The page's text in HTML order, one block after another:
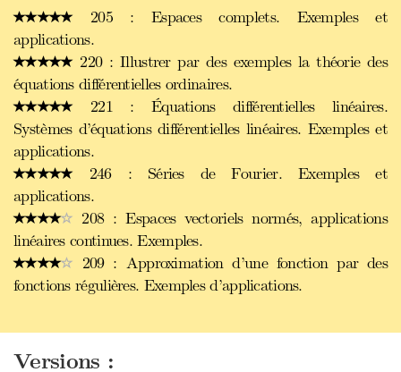
205 : Espaces complets. Exemples et
applications.
220 : Illustrer par des exemples la théorie des
équations différentielles ordinaires.
221 : Équations différentielles linéaires.
Systèmes d’équations différentielles linéaires. Exemples et
applications.
246 : Séries de Fourier. Exemples et
applications.
208 : Espaces vectoriels normés, applications
linéaires continues. Exemples.
209 : Approximation d’une fonction par des
fonctions régulières. Exemples d’applications.
Versions :